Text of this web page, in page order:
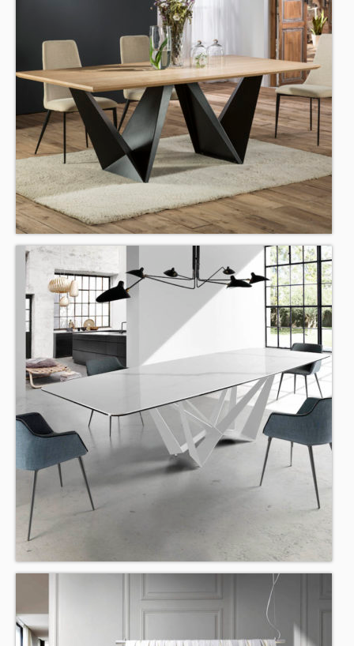
SALONES
DORMITORIOS
JUVENIL
INFANTILES
SOFÁS Y BUTACAS
MESAS Y SILLAS
COMPLEMENTOS
DESCANSO
REFORMA INTEGRAL
NUESTROS TRABAJOS
BLOG
CONTACTO